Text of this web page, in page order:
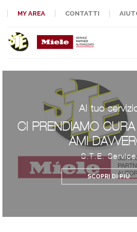
MY AREA CONTATTI
Al tuo
CI PRENDIAMO
AMI
S.T.E. Service
SCOPRI DI PIÙ